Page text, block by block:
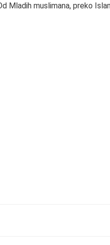
Mladih muslimana, preko